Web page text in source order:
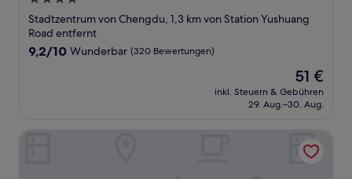
Sterne-
Unterkunft
Stadtzentrum von Chengdu, 1,3 km von Station Yushuang
Road entfernt
9.2
9,2/10 Wunderbar (320 Bewertungen)
Der
Preis
beträgt
51 €
inkl. Steuern & Gebühren
29. Aug.–30. Aug.
UrCove by Hyatt Chengdu Wenshufang Chunxi Road